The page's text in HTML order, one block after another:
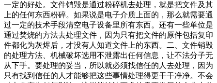
一定的好处。文件销毁是通过粉碎机去处理，就是把文件及其
上的任何东西粉碎。如果说是电子介质上面的，那么就需要通
过一定的技术手段清空电子设备里所有东西。还有一些单位是
通过焚烧的方法去处理文件，因为只有把文件的原件包括复印
件都化为灰烬后，才没有人知道文件上的东西。二、文件销毁
的处理方法、机械破坏选用不泄露出任何信息，让不法分子无
从下手。要处理的妥当，所以就必须找信任的人去处理，因为
只有找到信任的人才能够把这些事情处理得更干干净净。不会